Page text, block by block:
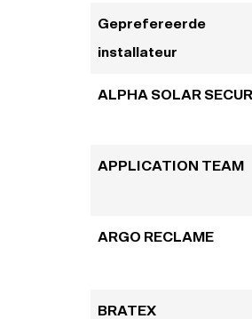
Geprefereerde
installateur
ALPHA SOLAR
APPLICATION TEAM
ARGO RECLAME
BRATEX